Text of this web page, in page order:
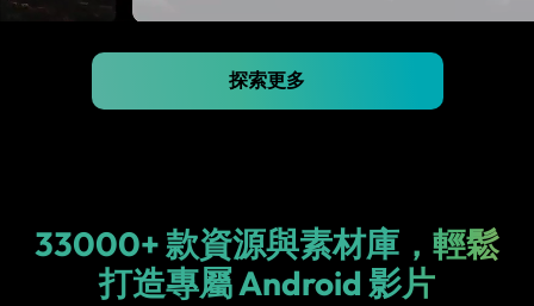
探索更多
33000+ 款資源與素材庫，輕鬆
打造專屬 Android 影片